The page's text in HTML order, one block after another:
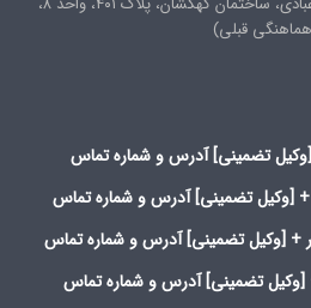
قبلی)
[وکیل تضمینی] آدرس و شماره تماس
+ [وکیل تضمینی] آدرس و شماره تماس
+ [وکیل تضمینی] آدرس و شماره تماس
[وکیل تضمینی] آدرس و شماره تماس